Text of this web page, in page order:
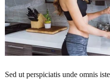
Sed ut perspiciatis unde omnis